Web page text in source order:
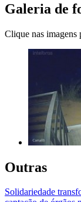
Galeria de
Clique nas imagens
Outras
Solidariedade